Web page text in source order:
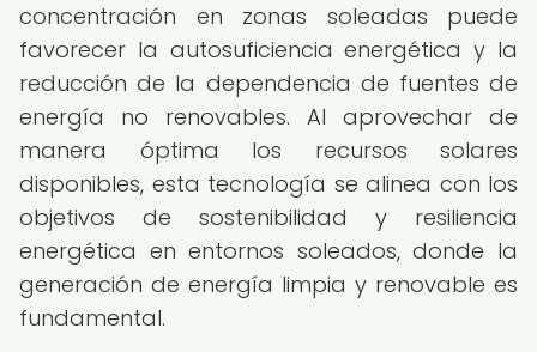
concentración en zonas soleadas puede
favorecer la autosuficiencia energética y la
reducción de la dependencia de fuentes de
energía no renovables. Al aprovechar de
manera óptima los recursos solares
disponibles, esta tecnología se alinea con los
objetivos de sostenibilidad y resiliencia
energética en entornos soleados, donde la
generación de energía limpia y renovable es
fundamental.